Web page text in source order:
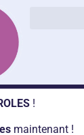
une alliance
!
maintenant !